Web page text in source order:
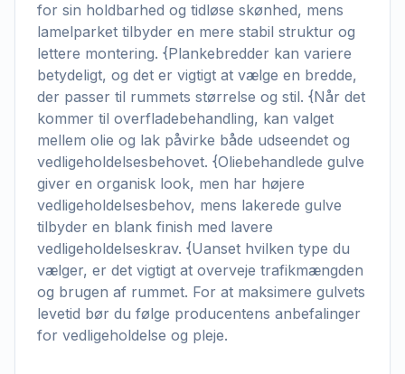
for sin holdbarhed og tidløse skønhed, mens
lamelparket tilbyder en mere stabil struktur og
lettere montering. {Plankebredder kan variere
betydeligt, og det er vigtigt at vælge en bredde,
der passer til rummets størrelse og stil. {Når det
kommer til overfladebehandling, kan valget
mellem olie og lak påvirke både udseendet og
vedligeholdelsesbehovet. {Oliebehandlede gulve
giver en organisk look, men har højere
vedligeholdelsesbehov, mens lakerede gulve
tilbyder en blank finish med lavere
vedligeholdelseskrav. {Uanset hvilken type du
vælger, er det vigtigt at overveje trafikmængden
og brugen af rummet. For at maksimere gulvets
levetid bør du følge producentens anbefalinger
for vedligeholdelse og pleje.